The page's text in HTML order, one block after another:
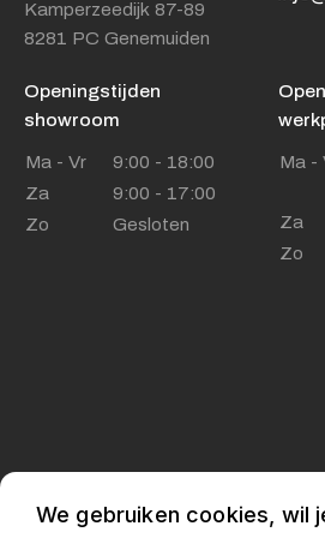
Adres
Kamperzeedijk 87-89
8281 PC Genemuiden
Openingstijden showroom
Ma - Vr
9:00 - 18:00
Za
9:00 - 17:00
Kamperzeedijk 87-89
8281 PC Genemuiden
Openingstijden
showroom
Ma - Vr
9:00 - 18:00
Za
9:00 - 17:00
Zo
Gesloten
Ma -
Za
Zo
We gebruiken cookies, wil